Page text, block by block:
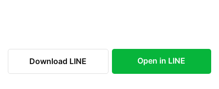
Download LINE Open in LINE